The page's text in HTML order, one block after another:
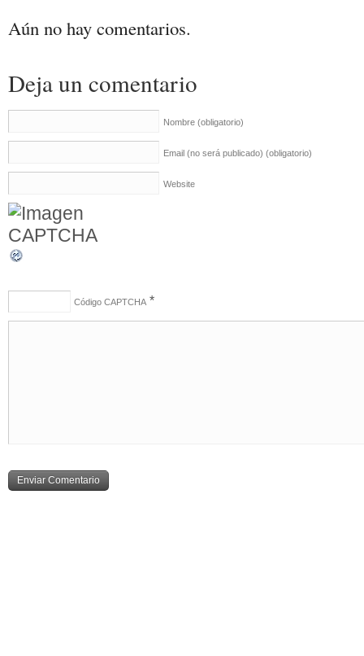
Aún no hay comentarios.
Deja un comentario
Nombre (obligatorio)
Email (no será publicado) (obligatorio)
Website
Código CAPTCHA *